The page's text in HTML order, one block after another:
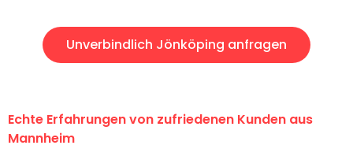
Unverbindlich Jönköping anfragen
Echte Erfahrungen von zufriedenen Kunden aus
Mannheim